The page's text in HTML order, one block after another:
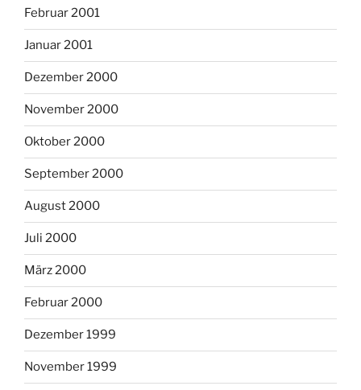
Februar 2001
Januar 2001
Dezember 2000
November 2000
Oktober 2000
September 2000
August 2000
Juli 2000
März 2000
Februar 2000
Dezember 1999
November 1999